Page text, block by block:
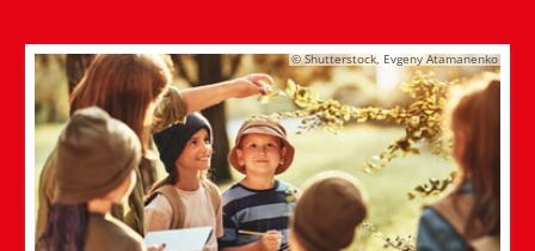
© Shutterstock, Evgeny Atamanenko